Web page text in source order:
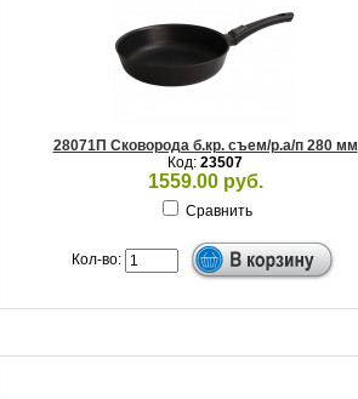
28071П Сковорода б.кр. съем/р.а/п 280 мм
Код: 23507
1559.00 руб.
Сравнить
Кол-во: